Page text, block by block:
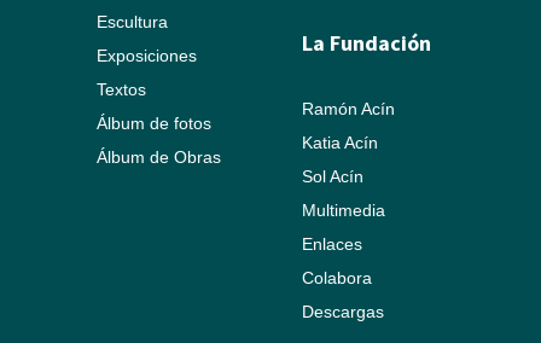
Escultura
Exposiciones
Textos
Álbum de fotos
Álbum de Obras
La Fundación
Ramón Acín
Katia Acín
Sol Acín
Multimedia
Enlaces
Colabora
Descargas